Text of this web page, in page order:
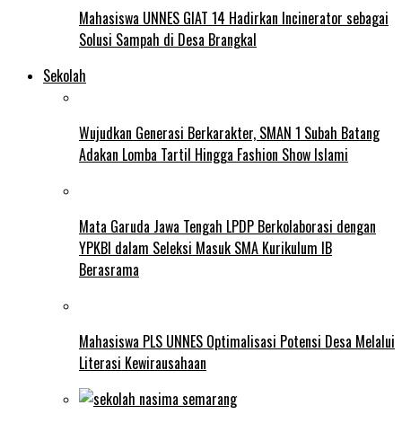
Mahasiswa UNNES GIAT 14 Hadirkan Incinerator sebagai
Solusi Sampah di Desa Brangkal
Sekolah
Wujudkan Generasi Berkarakter, SMAN 1 Subah Batang
Adakan Lomba Tartil Hingga Fashion Show Islami
Mata Garuda Jawa Tengah LPDP Berkolaborasi dengan
YPKBI dalam Seleksi Masuk SMA Kurikulum IB
Berasrama
Mahasiswa PLS UNNES Optimalisasi Potensi Desa Melalui
Literasi Kewirausahaan